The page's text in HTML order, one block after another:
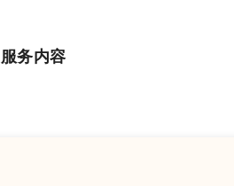
服务内容